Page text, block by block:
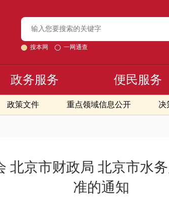
搜本网 一网通查
政策文件 重点领域信息公开 决
政务服务 便民服务
北京市财政局 北京市水
准的通知